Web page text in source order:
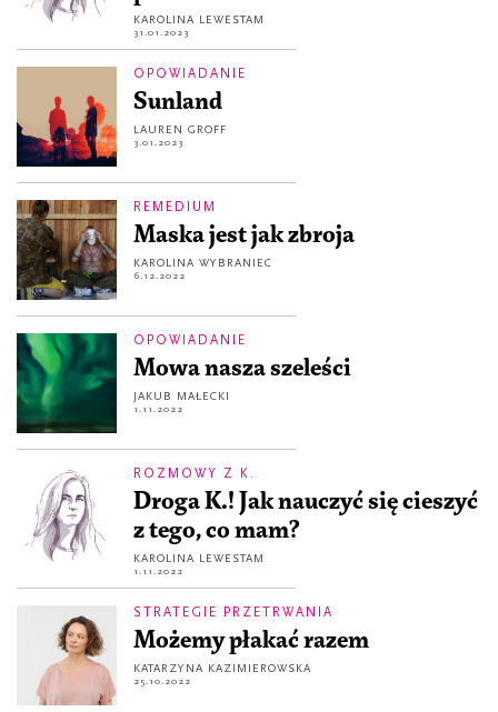
KAROLINA LEWESTAM
31.01.2023
OPOWIADANIE
Sunland
LAUREN GROFF
3.01.2023
REMEDIUM
Maska jest jak zbroja
KAROLINA WYBRANIEC
6.12.2022
OPOWIADANIE
Mowa nasza szeleści
JAKUB MAŁECKI
1.11.2022
ROZMOWY Z K.
Droga K.! Jak nauczyć się cieszyć
z tego, co mam?
KAROLINA LEWESTAM
1.11.2022
STRATEGIE PRZETRWANIA
Możemy płakać razem
KATARZYNA KAZIMIEROWSKA
25.10.2022